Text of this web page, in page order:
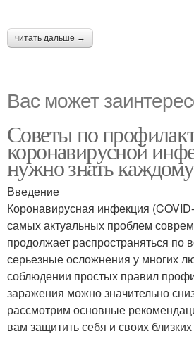
читать дальше →
Вас может
Советы по
коронавирусной
нужно знать каждому
Введение
Коронавирусная инфекция
самых актуальных проблем
продолжает распространяться по
серьезные осложнения у многих
соблюдении простых правил
заражения можно значительно
рассмотрим основные
вам защитить себя и своих